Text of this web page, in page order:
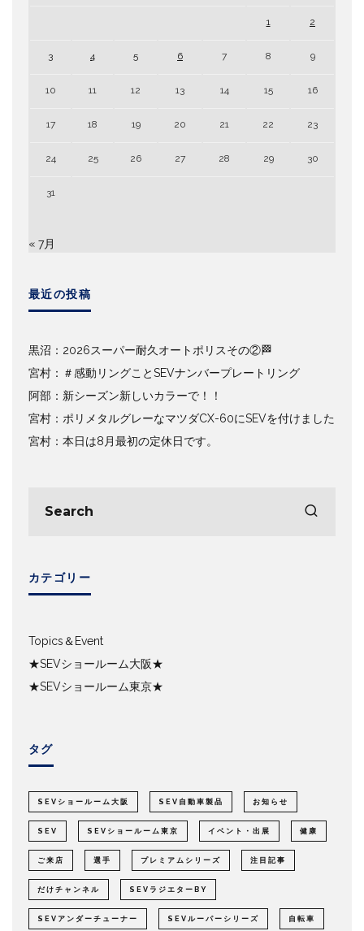
1 2
3 4 5 6 7 8 9
10 11 12 13 14 15 16
17 18 19 20 21 22 23
24 25 26 27 28 29 30
31
« 7月
最近の投稿
黒沼：2026スーパー耐久オートポリスその②🏁
宮村：＃感動リングことSEVナンバープレートリング
阿部：新シーズン新しいカラーで！！
宮村：ポリメタルグレーなマツダCX-60にSEVを付けました
宮村：本日は8月最初の定休日です。
カテゴリー
Topics＆Event
★SEVショールーム大阪★
★SEVショールーム東京★
タグ
SEVショールーム大阪 SEV自動車製品 お知らせ
SEV SEVショールーム東京 イベント・出展 健康
ご来店 選手 プレミアムシリーズ 注目記事
だけチャンネル SEVラジエターBY
SEVアンダーチューナー SEVルーパーシリーズ 自転車